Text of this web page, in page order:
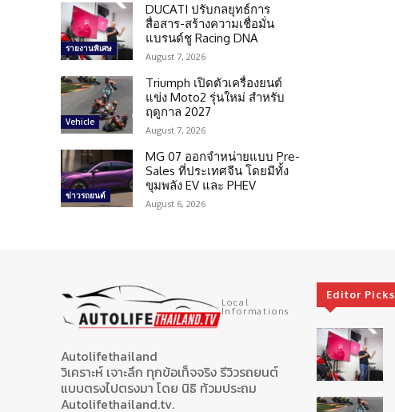
รายงานพิเศษ
DUCATI ปรับกลยุทธ์การ
สื่อสาร-สร้างความเชื่อมั่น
แบรนด์ชู Racing DNA
August 7, 2026
Vehicle
Triumph เปิดตัวเครื่องยนต์
แข่ง Moto2 รุ่นใหม่ สำหรับ
ฤดูกาล 2027
August 7, 2026
ข่าวรถยนต์
MG 07 ออกจำหน่ายแบบ Pre-
Sales ที่ประเทศจีน โดยมีทั้ง
ขุมพลัง EV และ PHEV
August 6, 2026
Local
Informations
Autolifethailand
วิเคราะห์ เจาะลึก ทุกข้อเท็จจริง รีวิวรถยนต์
แบบตรงไปตรงมา โดย นิธิ ท้วมประถม
Autolifethailand.tv.
Editor Picks